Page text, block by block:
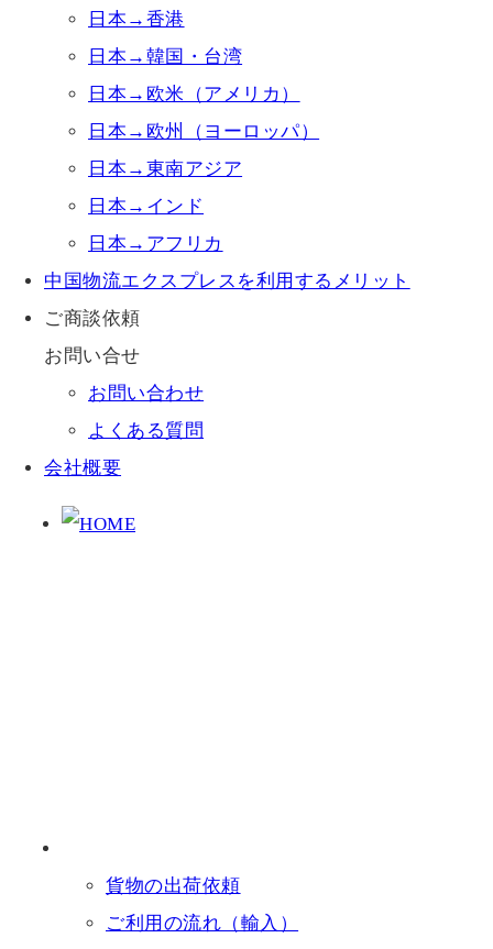
日本→香港
日本→韓国・台湾
日本→欧米（アメリカ）
日本→欧州（ヨーロッパ）
日本→東南アジア
日本→インド
日本→アフリカ
中国物流エクスプレスを利用するメリット
ご商談依頼
お問い合せ
お問い合わせ
よくある質問
会社概要
貨物の出荷依頼
ご利用の流れ（輸入）